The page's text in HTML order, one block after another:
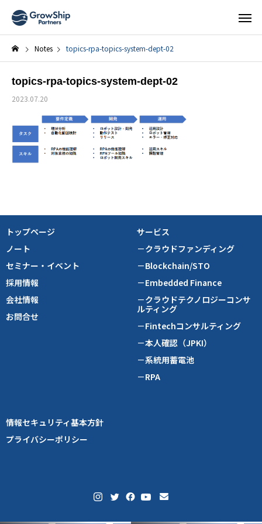
Notes topics-rpa-topics-system-dept-02
topics-rpa-topics-system-dept-02
2023.07.20
トップページ
ノート
セミナー・イベント
採用情報
会社情報
お問合せ
サービス
－クラウドファンディング
－Blockchain/STO
－Embedded Finance
－クラウドテクノロジーコンサ
ルティング
－Fintechコンサルティング
－本人確認（JPKI）
－系統用蓄電池
－RPA
情報セキュリティ基本方針
プライバシーポリシー